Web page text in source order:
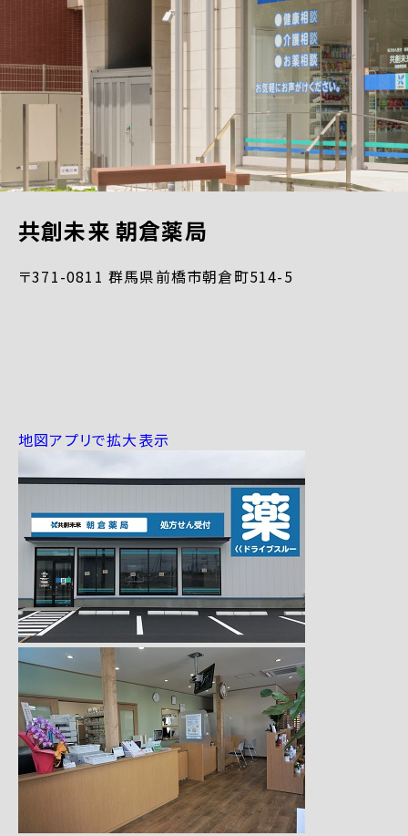
共創未来 朝倉薬局
〒371-0811 群馬県前橋市朝倉町514-5
地図アプリで拡大表示